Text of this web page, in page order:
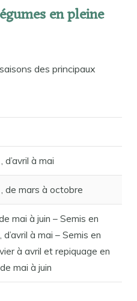
en pleine
des principaux
d’avril à mai
de mars à octobre
mai à juin – Semis en
à mai – Semis en
à avril et repiquage en
mai à juin